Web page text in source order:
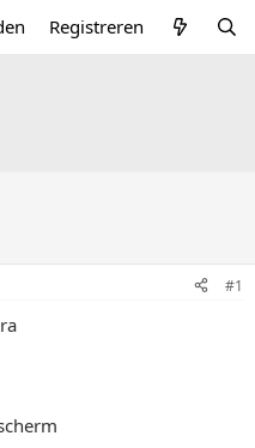
Registreren
#1